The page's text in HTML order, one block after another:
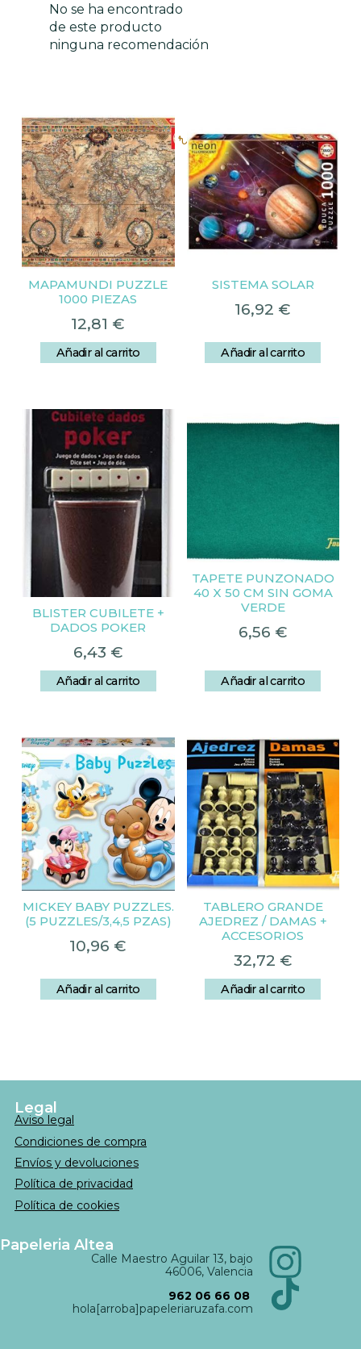
No se ha encontrado
de este producto
ninguna recomendación
Productos relacionados
MAPAMUNDI PUZZLE
1000 PIEZAS
12,81 €
Añadir al carrito
SISTEMA SOLAR
16,92 €
Añadir al carrito
BLISTER CUBILETE +
DADOS POKER
6,43 €
Añadir al carrito
TAPETE PUNZONADO
40 X 50 CM SIN GOMA
VERDE
6,56 €
Añadir al carrito
MICKEY BABY PUZZLES.
(5 PUZZLES/3,4,5 PZAS)
10,96 €
Añadir al carrito
TABLERO GRANDE
AJEDREZ / DAMAS +
ACCESORIOS
32,72 €
Añadir al carrito
Legal
Aviso legal
Condiciones de compra
Envíos y devoluciones
Política de privacidad
Política de cookies
Papeleria Altea
Calle Maestro Aguilar 13, bajo
46006, Valencia
962 06 66 08
hola[arroba]papeleriaruzafa.com